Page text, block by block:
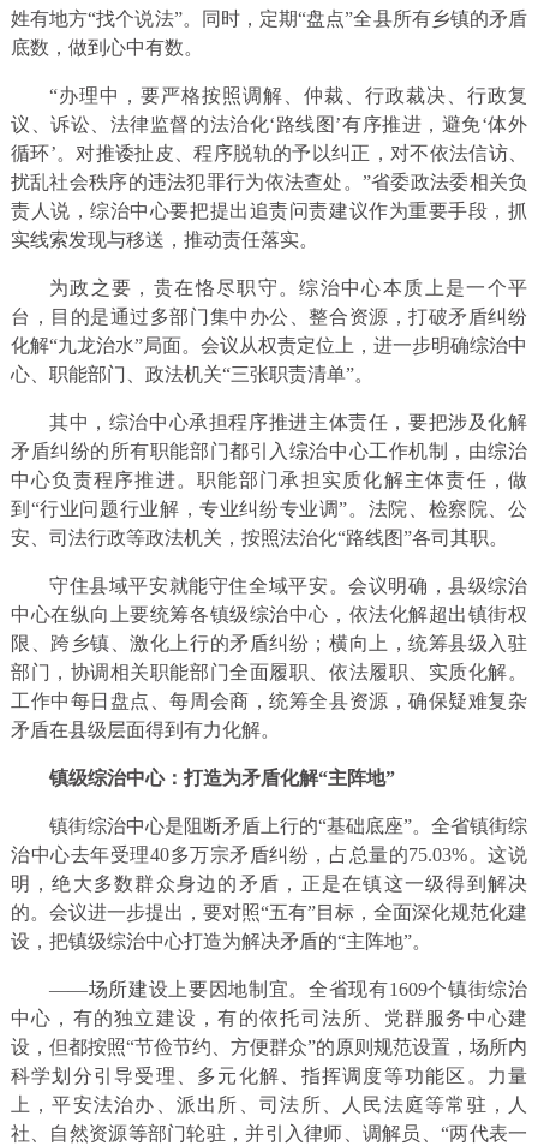
姓有地方“找个说法”。同时，定期“盘点”全县所有乡镇的矛盾
底数，做到心中有数。
“办理中，要严格按照调解、仲裁、行政裁决、行政复
议、诉讼、法律监督的法治化‘路线图’有序推进，避免‘体外
循环’。对推诿扯皮、程序脱轨的予以纠正，对不依法信访、
扰乱社会秩序的违法犯罪行为依法查处。”省委政法委相关负
责人说，综治中心要把提出追责问责建议作为重要手段，抓
实线索发现与移送，推动责任落实。
为政之要，贵在恪尽职守。综治中心本质上是一个平
台，目的是通过多部门集中办公、整合资源，打破矛盾纠纷
化解“九龙治水”局面。会议从权责定位上，进一步明确综治中
心、职能部门、政法机关“三张职责清单”。
其中，综治中心承担程序推进主体责任，要把涉及化解
矛盾纠纷的所有职能部门都引入综治中心工作机制，由综治
中心负责程序推进。职能部门承担实质化解主体责任，做
到“行业问题行业解，专业纠纷专业调”。法院、检察院、公
安、司法行政等政法机关，按照法治化“路线图”各司其职。
守住县域平安就能守住全域平安。会议明确，县级综治
中心在纵向上要统筹各镇级综治中心，依法化解超出镇街权
限、跨乡镇、激化上行的矛盾纠纷；横向上，统筹县级入驻
部门，协调相关职能部门全面履职、依法履职、实质化解。
工作中每日盘点、每周会商，统筹全县资源，确保疑难复杂
矛盾在县级层面得到有力化解。
镇级综治中心： 打造为矛盾化解“主阵地”
镇街综治中心是阻断矛盾上行的“基础底座”。全省镇街综
治中心去年受理40多万宗矛盾纠纷，占总量的75.03%。这说
明，绝大多数群众身边的矛盾，正是在镇这一级得到解决
的。会议进一步提出，要对照“五有”目标，全面深化规范化建
设，把镇级综治中心打造为解决矛盾的“主阵地”。
——场所建设上要因地制宜。全省现有1609个镇街综治
中心，有的独立建设，有的依托司法所、党群服务中心建
设，但都按照“节俭节约、方便群众”的原则规范设置，场所内
科学划分引导受理、多元化解、指挥调度等功能区。力量
上，平安法治办、派出所、司法所、人民法庭等常驻，人
社、自然资源等部门轮驻，并引入律师、调解员、“两代表一